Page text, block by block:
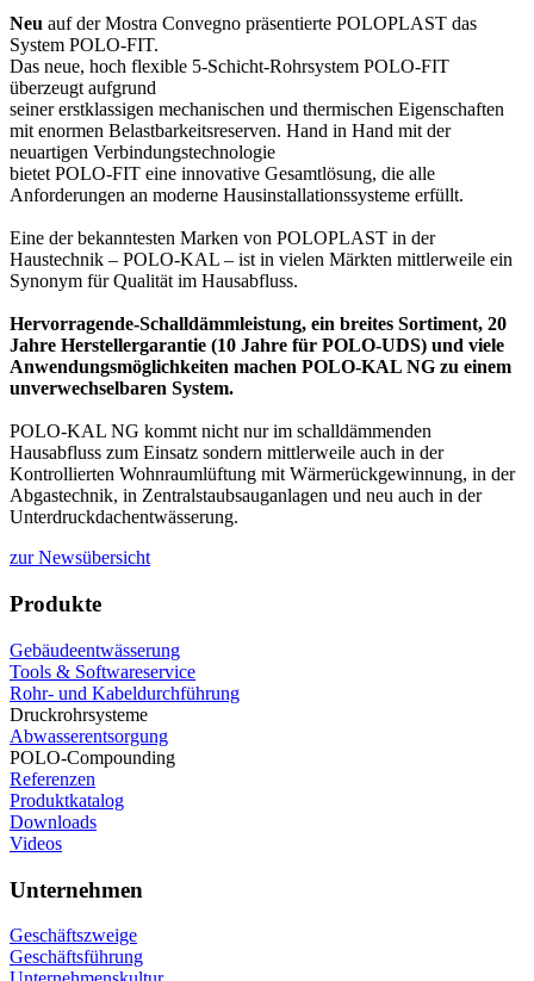
Neu auf der Mostra Convegno präsentierte POLOPLAST das
System POLO-FIT.
Das neue, hoch flexible 5-Schicht-Rohrsystem POLO-FIT
überzeugt aufgrund
seiner erstklassigen mechanischen und thermischen Eigenschaften
mit enormen Belastbarkeitsreserven. Hand in Hand mit der
neuartigen Verbindungstechnologie
bietet POLO-FIT eine innovative Gesamtlösung, die alle
Anforderungen an moderne Hausinstallationssysteme erfüllt.
Eine der bekanntesten Marken von POLOPLAST in der
Haustechnik – POLO-KAL – ist in vielen Märkten mittlerweile ein
Synonym für Qualität im Hausabfluss.
Hervorragende-Schalldämmleistung, ein breites Sortiment, 20
Jahre Herstellergarantie (10 Jahre für POLO-UDS) und viele
Anwendungsmöglichkeiten machen POLO-KAL NG zu einem
unverwechselbaren System.
POLO-KAL NG kommt nicht nur im schalldämmenden
Hausabfluss zum Einsatz sondern mittlerweile auch in der
Kontrollierten Wohnraumlüftung mit Wärmerückgewinnung, in der
Abgastechnik, in Zentralstaubsauganlagen und neu auch in der
Unterdruckdachentwässerung.
zur Newsübersicht
Produkte
Gebäudeentwässerung
Tools & Softwareservice
Rohr- und Kabeldurchführung
Druckrohrsysteme
Abwasserentsorgung
POLO-Compounding
Referenzen
Produktkatalog
Downloads
Videos
Unternehmen
Geschäftszweige
Geschäftsführung